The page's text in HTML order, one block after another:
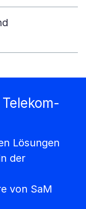
Lösungen
der
von SaM